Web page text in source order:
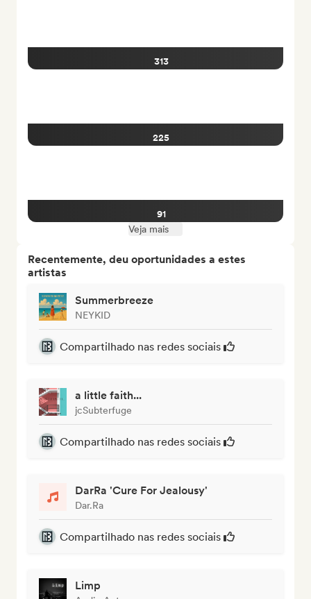
313
225
91
Veja mais
Recentemente, deu oportunidades a estes
artistas
Summerbreeze
NEYKID
Compartilhado nas redes sociais
a little faith...
jcSubterfuge
Compartilhado nas redes sociais
DarRa 'Cure For Jealousy'
Dar.Ra
Compartilhado nas redes sociais
Limp